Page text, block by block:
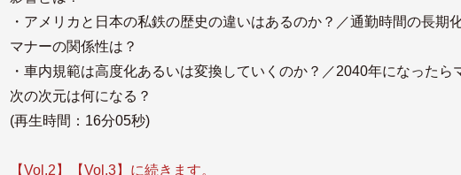
・アメリカと日本の私鉄の歴史の違いはあるのか？／通勤時間の長期
マナーの関係性は？
・車内規範は高度化あるいは変換していくのか？／2040年になったら
次の次元は何になる？
(再生時間：16分05秒)
【Vol.2】【Vol.3】に続きます。